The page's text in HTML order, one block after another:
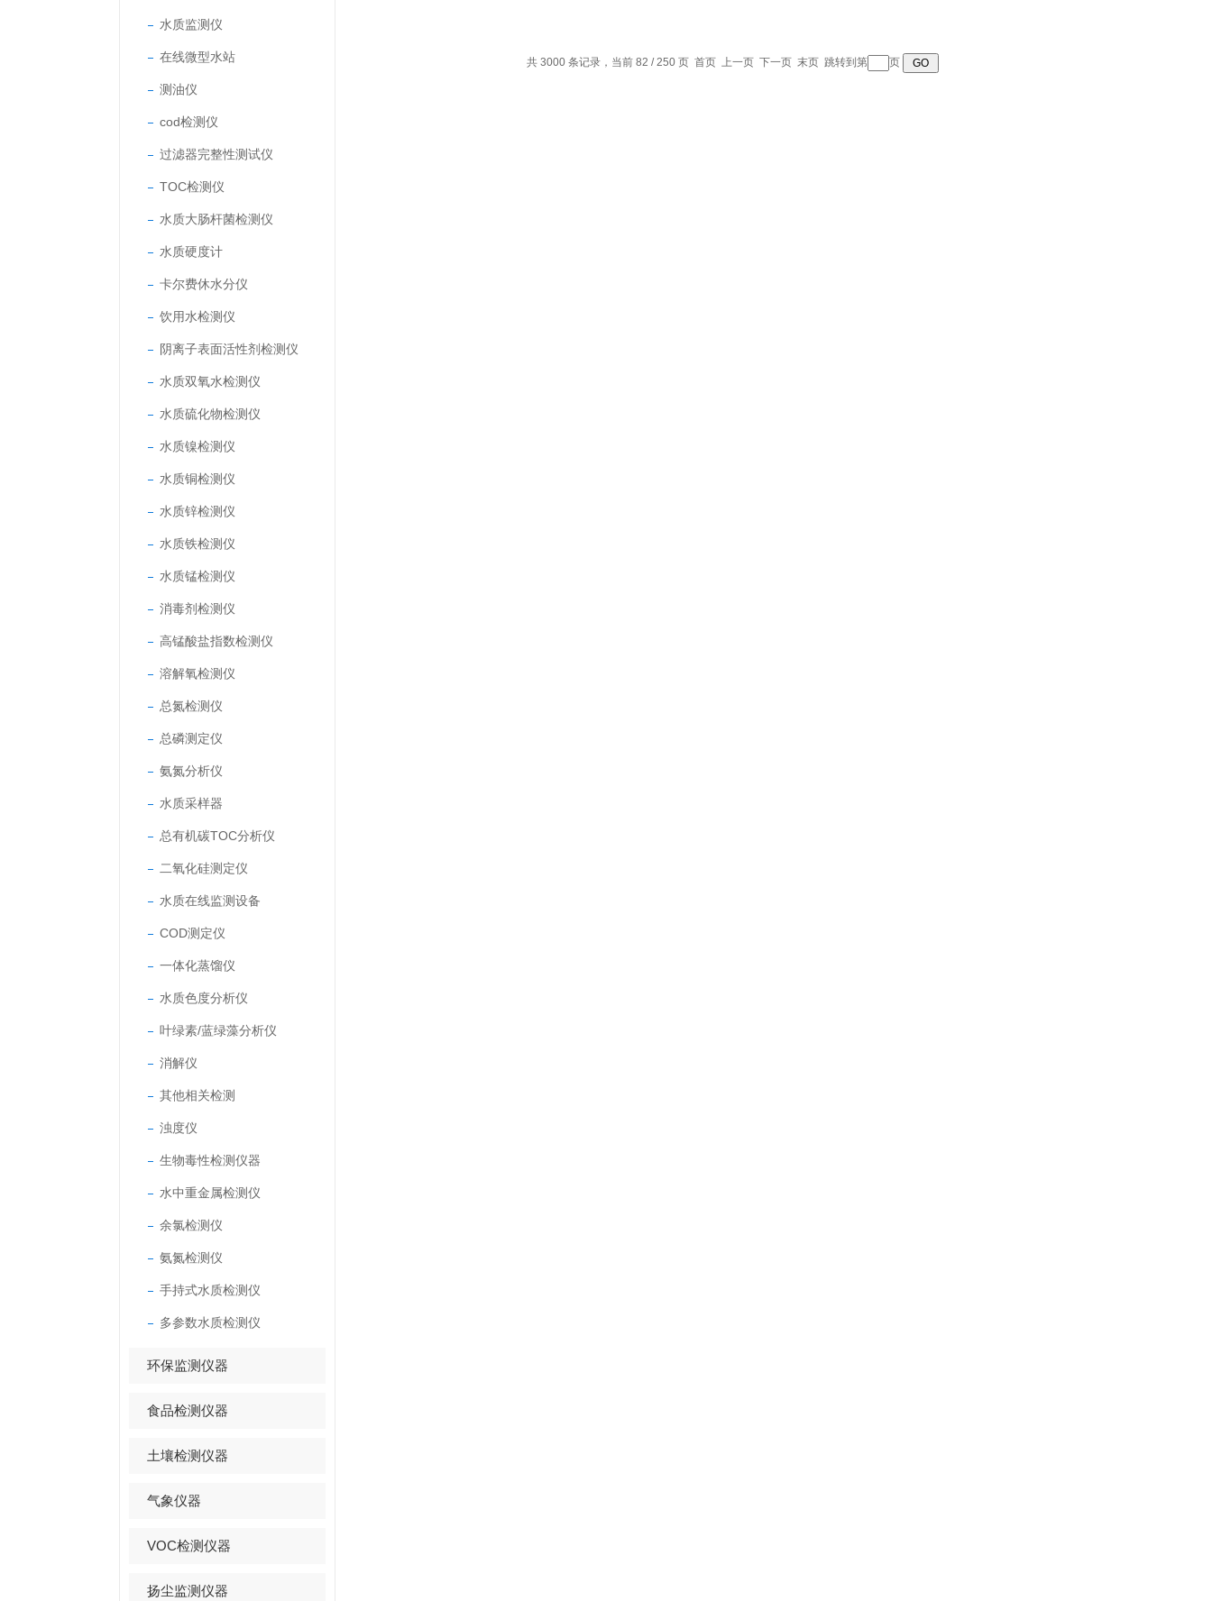
水质监测仪
在线微型水站
测油仪
cod检测仪
过滤器完整性测试仪
TOC检测仪
水质大肠杆菌检测仪
水质硬度计
卡尔费休水分仪
饮用水检测仪
阴离子表面活性剂检测仪
水质双氧水检测仪
水质硫化物检测仪
水质镍检测仪
水质铜检测仪
水质锌检测仪
水质铁检测仪
水质锰检测仪
消毒剂检测仪
高锰酸盐指数检测仪
溶解氧检测仪
总氮检测仪
总磷测定仪
氨氮分析仪
水质采样器
总有机碳TOC分析仪
二氧化硅测定仪
水质在线监测设备
COD测定仪
一体化蒸馏仪
水质色度分析仪
叶绿素/蓝绿藻分析仪
消解仪
其他相关检测
浊度仪
生物毒性检测仪器
水中重金属检测仪
余氯检测仪
氨氮检测仪
手持式水质检测仪
多参数水质检测仪
环保监测仪器
食品检测仪器
土壤检测仪器
气象仪器
VOC检测仪器
扬尘监测仪器
共 3000 条记录，当前 82 / 250 页 首页 上一页 下一页 末页跳转到第 页